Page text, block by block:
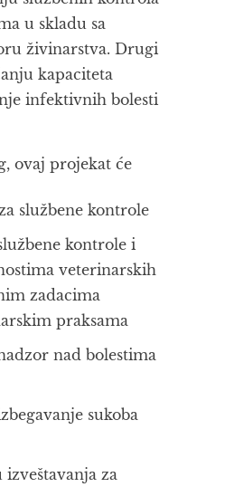
u skladu sa
živinarstva. Drugi
kapaciteta
infektivnih bolesti
ovaj projekat će
službene kontrole
kontrole i
veterinarskih
zadacima
praksama
nad bolestima
sukoba
za